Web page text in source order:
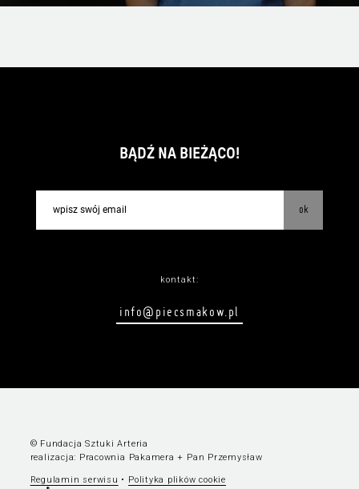
BĄDŹ NA BIEŻĄCO!
ok
kontakt:
info@piecsmakow.pl
© Fundacja Sztuki Arteria
realizacja: Pracownia Pakamera + Pan Przemysław
Regulamin serwisu • Polityka plików cookie